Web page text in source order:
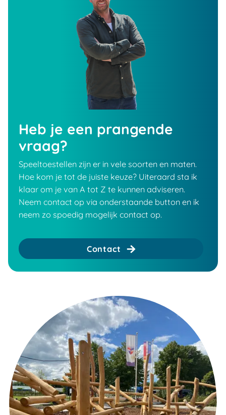
Heb je een prangende
vraag?
Speeltoestellen zijn er in vele soorten en maten.
Hoe kom je tot de juiste keuze? Uiteraard sta ik
klaar om je van A tot Z te kunnen adviseren.
Neem contact op via onderstaande button en ik
neem zo spoedig mogelijk contact op.
Contact